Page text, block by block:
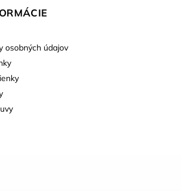
osobných údajov